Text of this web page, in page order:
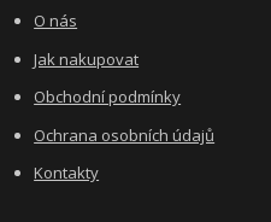
O nás
Jak nakupovat
Obchodní podmínky
Ochrana osobních údajů
Kontakty